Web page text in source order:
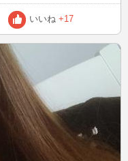
いいね +17